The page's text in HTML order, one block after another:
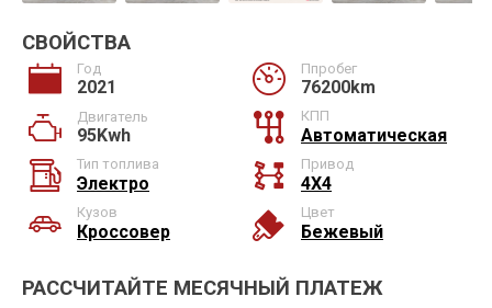
СВОЙСТВА
Год
2021
Ппробег
76200km
Двигатель
95Kwh
КПП
Автоматическая
Тип топлива
Электро
Привод
4X4
Кузов
Кроссовер
Цвет
Бежевый
РАССЧИТАЙТЕ МЕСЯЧНЫЙ ПЛАТЕЖ